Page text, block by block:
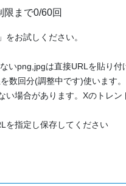
限まで0/60回
お試しください。
いpng,jpgは直接URLを貼り付
数回分(調整中です)使います。
場合があります。Xのトレ
を指定し保存してください